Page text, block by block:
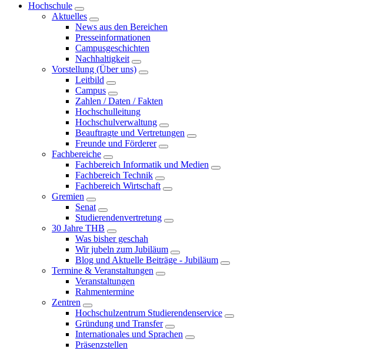
Hochschule
Aktuelles
News aus den Bereichen
Presseinformationen
Campusgeschichten
Nachhaltigkeit
Vorstellung (Über uns)
Leitbild
Campus
Zahlen / Daten / Fakten
Hochschulleitung
Hochschulverwaltung
Beauftragte und Vertretungen
Freunde und Förderer
Fachbereiche
Fachbereich Informatik und Medien
Fachbereich Technik
Fachbereich Wirtschaft
Gremien
Senat
Studierendenvertretung
30 Jahre THB
Was bisher geschah
Wir jubeln zum Jubiläum
Blog und Aktuelle Beiträge - Jubiläum
Termine & Veranstaltungen
Veranstaltungen
Rahmentermine
Zentren
Hochschulzentrum Studierendenservice
Gründung und Transfer
Internationales und Sprachen
Präsenzstellen